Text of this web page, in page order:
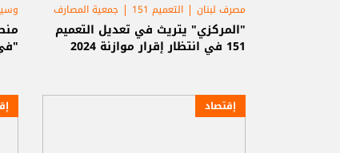
مصرف لبنان التعميم 151 جمعية المصارف
"المركزي" يتريث في تعديل التعميم
151 في انتظار إقرار موازنة 2024
إقتصاد